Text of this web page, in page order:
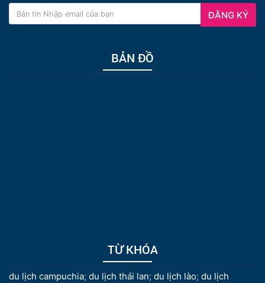
ĐĂNG KÝ
BẢN ĐỒ
TỪ KHÓA
du lịch campuchia; du lịch thái lan; du lịch lào; du lịch